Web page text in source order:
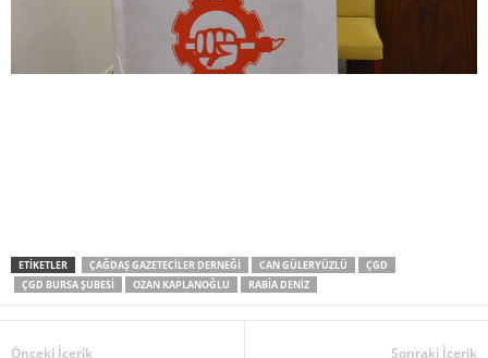
ETIKETLER ÇAĞDAŞ GAZETECILER DERNEĞI CAN GÜLERYÜZLÜ
ÇGD
ÇGD BURSA ŞUBESI
OZAN KAPLANOĞLU RABIA DENIZ
Önceki İçerik Sonraki İçerik